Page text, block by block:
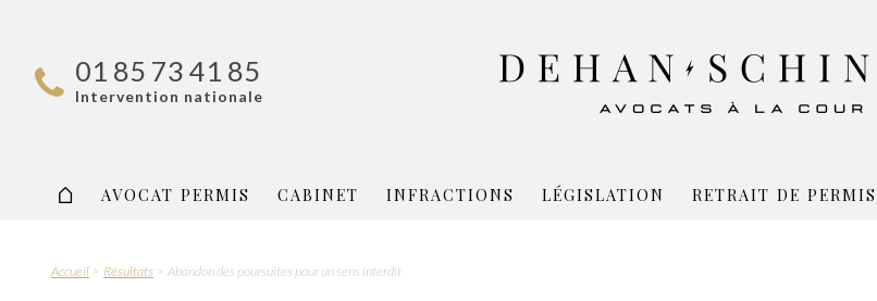
01 85 73 41 85
Intervention nationale
AVOCAT PERMIS CABINET INFRACTIONS LÉGISLATION RETRAIT DE PERMIS
Accueil Résultats Abandon des poursuites pour un sens interdit